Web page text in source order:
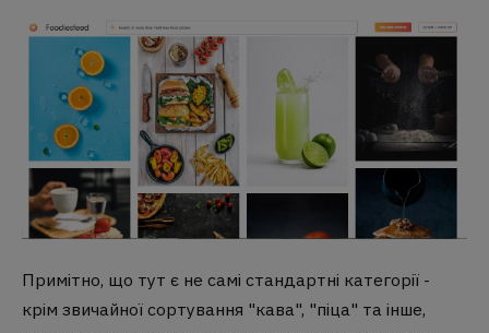
Примітно, що тут є не самі стандартні категорії -
крім звичайної сортування "кава", "піца" та інше,